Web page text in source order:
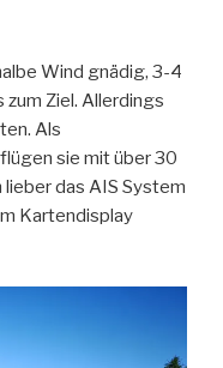
Wind gnädig, 3-4
Ziel. Allerdings
Als
sie mit über 30
lieber das AIS System
Kartendisplay